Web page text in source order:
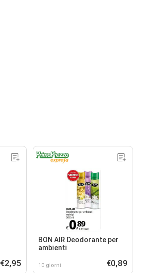
€2,95
BON AIR Deodorante per
ambienti
10 giorni €0,89